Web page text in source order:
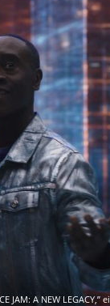
JAM: A NEW